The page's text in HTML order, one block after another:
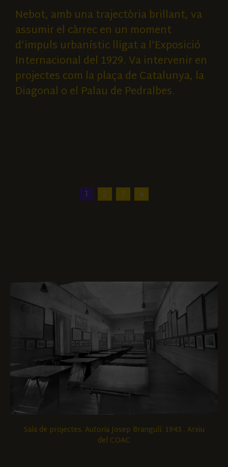
Nebot, amb una trajectòria brillant, va
assumir el càrrec en un moment
d’impuls urbanístic lligat a l’Exposició
Internacional del 1929. Va intervenir en
projectes com la plaça de Catalunya, la
Diagonal o el Palau de Pedralbes.
1 2 3 4
Sala de projectes. Autoria Josep Brangulí. 1943 . Arxiu
del COAC